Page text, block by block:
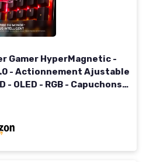
Gamer HyperMagnetic -
- Actionnement Ajustable
- OLED - RGB - Capuchons
QWERTY Américain